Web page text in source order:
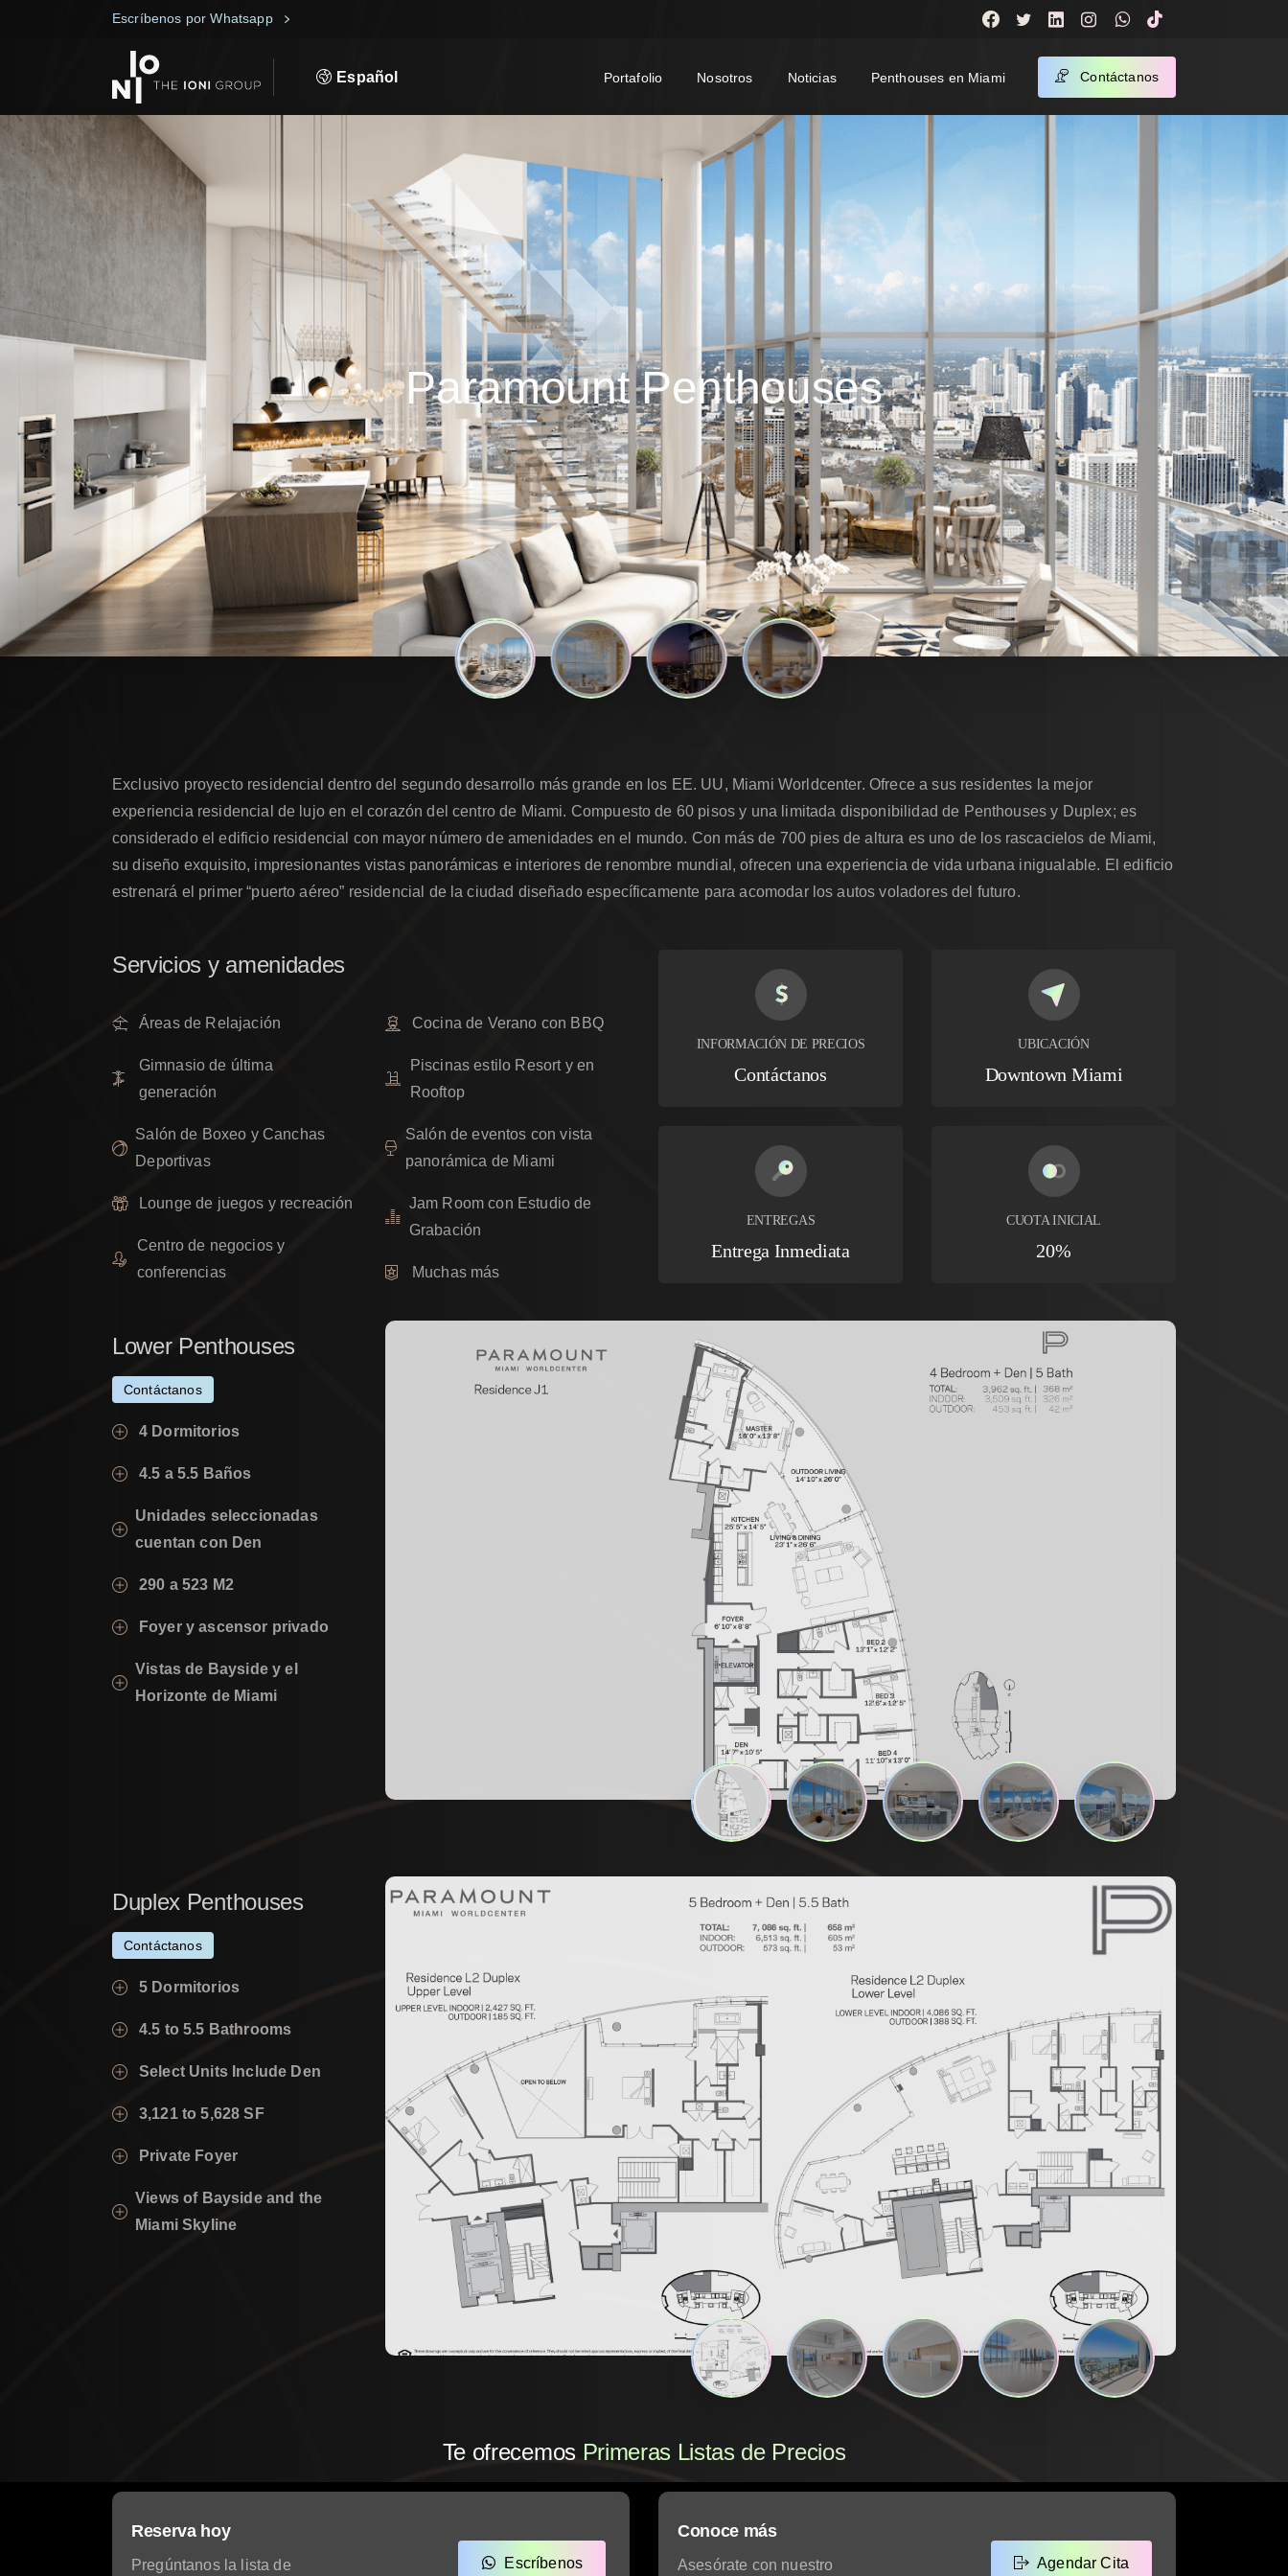
Escríbenos por Whatsapp
Español Portafolio Nosotros Noticias Penthouses en Miami Contáctanos
Paramount Penthouses
Exclusivo proyecto residencial dentro del segundo desarrollo más grande en los EE. UU, Miami Worldcenter. Ofrece a sus residentes la mejor
experiencia residencial de lujo en el corazón del centro de Miami. Compuesto de 60 pisos y una limitada disponibilidad de Penthouses y Duplex; es
considerado el edificio residencial con mayor número de amenidades en el mundo. Con más de 700 pies de altura es uno de los rascacielos de Miami,
su diseño exquisito, impresionantes vistas panorámicas e interiores de renombre mundial, ofrecen una experiencia de vida urbana inigualable. El edificio
estrenará el primer “puerto aéreo” residencial de la ciudad diseñado específicamente para acomodar los autos voladores del futuro.
Servicios y amenidades
Áreas de Relajación
Gimnasio de última
generación
Salón de Boxeo y Canchas
Deportivas
Lounge de juegos y recreación
Centro de negocios y
conferencias
Cocina de Verano con BBQ
Piscinas estilo Resort y en
Rooftop
Salón de eventos con vista
panorámica de Miami
Jam Room con Estudio de
Grabación
Muchas más
INFORMACIÓN DE PRECIOS
Contáctanos
ENTREGAS
Entrega Inmediata
UBICACIÓN
Downtown Miami
CUOTA INICIAL
20%
Lower Penthouses
Contáctanos
4 Dormitorios
4.5 a 5.5 Baños
Unidades seleccionadas
cuentan con Den
290 a 523 M2
Foyer y ascensor privado
Vistas de Bayside y el
Horizonte de Miami
Duplex Penthouses
Contáctanos
5 Dormitorios
4.5 to 5.5 Bathrooms
Select Units Include Den
3,121 to 5,628 SF
Private Foyer
Views of Bayside and the
Miami Skyline
Te ofrecemosAcceso Exclusivo
Reserva hoy
Pregúntanos la lista de Escríbenos
Conoce más
Asesórate con nuestro Agendar Cita